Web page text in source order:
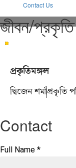
Contact Us
জীবন/প্রকৃতি
প্রকৃতিমঙ্গল
দ্বিজেন শর্মাপ্রকৃতি
Contact
Full Name *